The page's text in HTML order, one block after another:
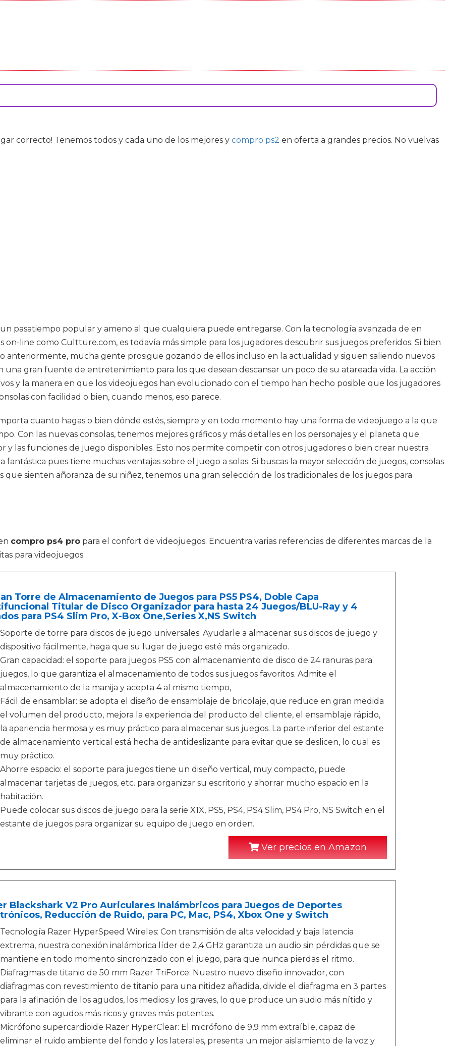
correcto! Tenemos todos y cada uno de los mejores y compro ps2 en oferta a grandes precios. No vuelvas
pasatiempo popular y ameno al que cualquiera puede entregarse. Con la tecnología avanzada de en
line como Cultture.com, es todavía más simple para los jugadores descubrir sus juegos preferidos. Si bien
anteriormente, mucha gente prosigue gozando de ellos incluso en la actualidad y siguen saliendo nuevos
gran fuente de entretenimiento para los que desean descansar un poco de su atareada vida. La acción
y la manera en que los videojuegos han evolucionado con el tiempo han hecho posible que los jugadores
con facilidad o bien, cuando menos, eso parece.
cuanto hagas o bien dónde estés, siempre y en todo momento hay una forma de videojuego a la que
Con las nuevas consolas, tenemos mejores gráficos y más detalles en los personajes y el planeta que
y las funciones de juego disponibles. Esto nos permite competir con otros jugadores o bien crear nuestra
pues tiene muchas ventajas sobre el juego a solas. Si buscas la mayor selección de juegos, consolas
que sienten añoranza de su niñez, tenemos una gran selección de los tradicionales de los juegos para
compro ps4 pro para el confort de videojuegos. Encuentra varias referencias de diferentes marcas de la
para videojuegos.
Torre de Almacenamiento de Juegos para PS5 PS4, Doble Capa
Titular de Disco Organizador para hasta 24 Juegos/BLU-Ray y 4
para PS4 Slim Pro, X-Box One,Series X,NS Switch
Soporte de torre para discos de juego universales. Ayudarle a almacenar sus discos de juego y
dispositivo fácilmente, haga que su lugar de juego esté más organizado.
Gran capacidad: el soporte para juegos PS5 con almacenamiento de disco de 24 ranuras para
juegos, lo que garantiza el almacenamiento de todos sus juegos favoritos. Admite el
almacenamiento de la manija y acepta 4 al mismo tiempo,
Fácil de ensamblar: se adopta el diseño de ensamblaje de bricolaje, que reduce en gran medida
el volumen del producto, mejora la experiencia del producto del cliente, el ensamblaje rápido,
la apariencia hermosa y es muy práctico para almacenar sus juegos. La parte inferior del estante
de almacenamiento vertical está hecha de antideslizante para evitar que se deslicen, lo cual es
muy práctico.
Ahorre espacio: el soporte para juegos tiene un diseño vertical, muy compacto, puede
almacenar tarjetas de juegos, etc. para organizar su escritorio y ahorrar mucho espacio en la
habitación.
Puede colocar sus discos de juego para la serie X1X, PS5, PS4, PS4 Slim, PS4 Pro, NS Switch en el
estante de juegos para organizar su equipo de juego en orden.
Ver precios en Amazon
Blackshark V2 Pro Auriculares Inalámbricos para Juegos de Deportes
Reducción de Ruido, para PC, Mac, PS4, Xbox One y Switch
Tecnología Razer HyperSpeed Wireles: Con transmisión de alta velocidad y baja latencia
extrema, nuestra conexión inalámbrica líder de 2,4 GHz garantiza un audio sin pérdidas que se
mantiene en todo momento sincronizado con el juego, para que nunca pierdas el ritmo.
Diafragmas de titanio de 50 mm Razer TriForce: Nuestro nuevo diseño innovador, con
diafragmas con revestimiento de titanio para una nitidez añadida, divide el diafragma en 3 partes
para la afinación de los agudos, los medios y los graves, lo que produce un audio más nítido y
vibrante con agudos más ricos y graves más potentes.
Micrófono supercardioide Razer HyperClear: El micrófono de 9,9 mm extraíble, capaz de
eliminar el ruido ambiente del fondo y los laterales, presenta un mejor aislamiento de la voz y